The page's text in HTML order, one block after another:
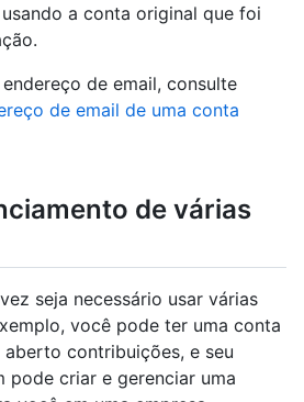
a conta original que foi
de email, consulte
de email de uma conta
de várias
seja necessário usar várias
você pode ter uma conta
contribuições, e seu
pode criar e gerenciar uma